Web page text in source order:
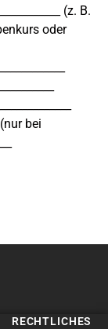
(z. B.
oder
bei
RECHTLICHES